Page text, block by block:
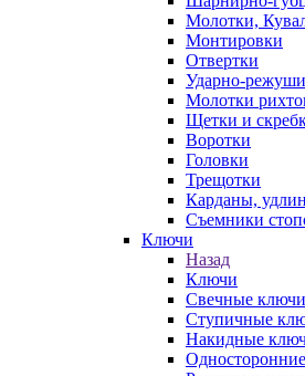
Молотки,
Монтировки
Отвертки
Ударно-
Молотки
Щетки и
Воротки
Головки
Трещотки
Карданы,
Съемники
Ключи
Назад
Ключи
Свечные ключи
Ступичные
Накидные